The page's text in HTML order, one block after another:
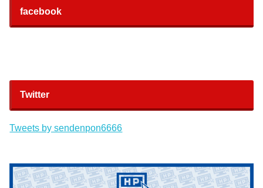
facebook
Twitter
Tweets by sendenpon6666